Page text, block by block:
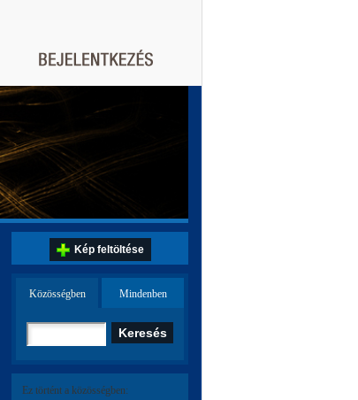
Kép feltöltése
Közösségben Mindenben
Ez történt a közösségben: